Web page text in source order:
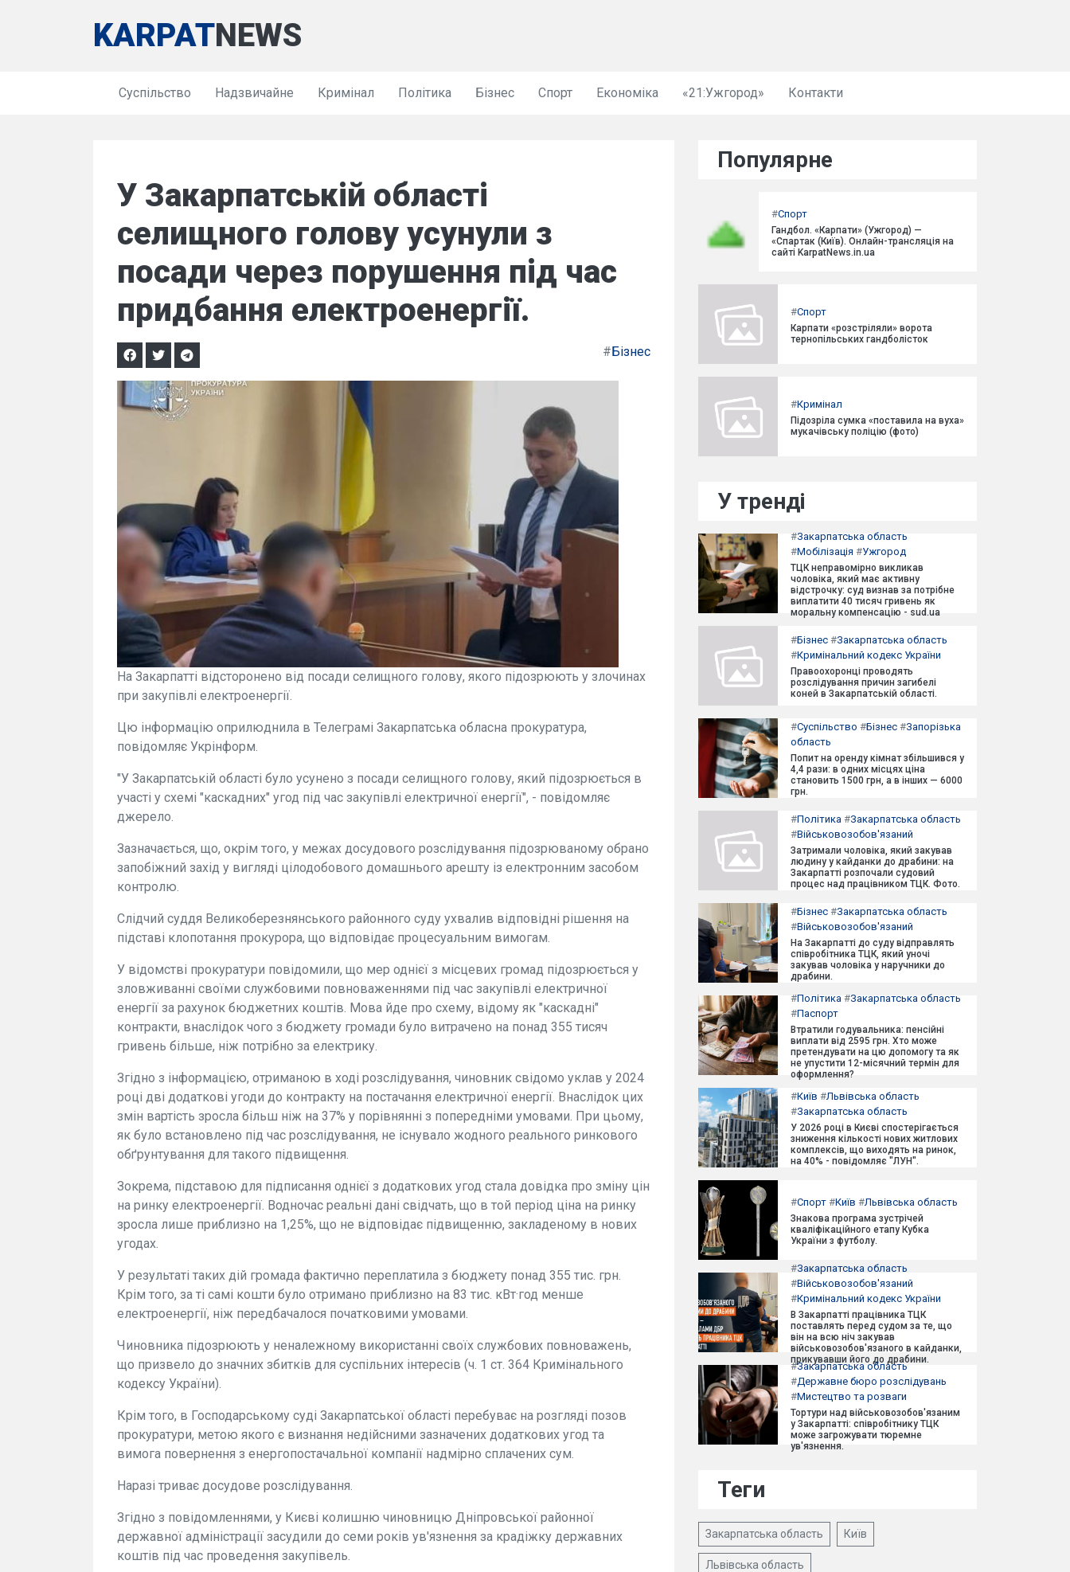
KARPATNEWS
Суспільство Надзвичайне Кримінал Політика Бізнес Спорт Економіка «21:Ужгород» Контакти
У Закарпатській області
селищного голову усунули з
посади через порушення під час
придбання електроенергії.
#Бізнес
На Закарпатті відсторонено від посади селищного голову, якого підозрюють у злочинах
при закупівлі електроенергії.
Цю інформацію оприлюднила в Телеграмі Закарпатська обласна прокуратура,
повідомляє Укрінформ.
"У Закарпатській області було усунено з посади селищного голову, який підозрюється в
участі у схемі "каскадних" угод під час закупівлі електричної енергії", - повідомляє
джерело.
Зазначається, що, окрім того, у межах досудового розслідування підозрюваному обрано
запобіжний захід у вигляді цілодобового домашнього арешту із електронним засобом
контролю.
Слідчий суддя Великоберезнянського районного суду ухвалив відповідні рішення на
підставі клопотання прокурора, що відповідає процесуальним вимогам.
У відомстві прокуратури повідомили, що мер однієї з місцевих громад підозрюється у
зловживанні своїми службовими повноваженнями під час закупівлі електричної
енергії за рахунок бюджетних коштів. Мова йде про схему, відому як "каскадні"
контракти, внаслідок чого з бюджету громади було витрачено на понад 355 тисяч
гривень більше, ніж потрібно за електрику.
Згідно з інформацією, отриманою в ході розслідування, чиновник свідомо уклав у 2024
році дві додаткові угоди до контракту на постачання електричної енергії. Внаслідок цих
змін вартість зросла більш ніж на 37% у порівнянні з попередніми умовами. При цьому,
як було встановлено під час розслідування, не існувало жодного реального ринкового
обґрунтування для такого підвищення.
Зокрема, підставою для підписання однієї з додаткових угод стала довідка про зміну цін
на ринку електроенергії. Водночас реальні дані свідчать, що в той період ціна на ринку
зросла лише приблизно на 1,25%, що не відповідає підвищенню, закладеному в нових
угодах.
У результаті таких дій громада фактично переплатила з бюджету понад 355 тис. грн.
Крім того, за ті самі кошти було отримано приблизно на 83 тис. кВт·год менше
електроенергії, ніж передбачалося початковими умовами.
Чиновника підозрюють у неналежному використанні своїх службових повноважень,
що призвело до значних збитків для суспільних інтересів (ч. 1 ст. 364 Кримінального
кодексу України).
Крім того, в Господарському суді Закарпатської області перебуває на розгляді позов
прокуратури, метою якого є визнання недійсними зазначених додаткових угод та
вимога повернення з енергопостачальної компанії надмірно сплачених сум.
Наразі триває досудове розслідування.
Згідно з повідомленнями, у Києві колишню чиновницю Дніпровської районної
державної адміністрації засудили до семи років ув'язнення за крадіжку державних
коштів під час проведення закупівель.
Популярне
#Спорт
Гандбол. «Карпати» (Ужгород) —
«Спартак (Київ). Онлайн-трансляція на
сайті KarpatNews.in.ua
#Спорт
Карпати «розстріляли» ворота
тернопільських гандболісток
#Кримінал
Підозріла сумка «поставила на вуха»
мукачівську поліцію (фото)
У тренді
#Закарпатська область
#Мобілізація #Ужгород
ТЦК неправомірно викликав
чоловіка, який має активну
відстрочку: суд визнав за потрібне
виплатити 40 тисяч гривень як
моральну компенсацію - sud.ua
#Бізнес #Закарпатська область
#Кримінальний кодекс України
Правоохоронці проводять
розслідування причин загибелі
коней в Закарпатській області.
#Суспільство #Бізнес #Запорізька
область
Попит на оренду кімнат збільшився у
4,4 рази: в одних місцях ціна
становить 1500 грн, а в інших — 6000
грн.
#Політика #Закарпатська область
#Військовозобов'язаний
Затримали чоловіка, який закував
людину у кайданки до драбини: на
Закарпатті розпочали судовий
процес над працівником ТЦК. Фото.
#Бізнес #Закарпатська область
#Військовозобов'язаний
На Закарпатті до суду відправлять
співробітника ТЦК, який уночі
закував чоловіка у наручники до
драбини.
#Політика #Закарпатська область
#Паспорт
Втратили годувальника: пенсійні
виплати від 2595 грн. Хто може
претендувати на цю допомогу та як
не упустити 12-місячний термін для
оформлення?
#Київ #Львівська область
#Закарпатська область
У 2026 році в Києві спостерігається
зниження кількості нових житлових
комплексів, що виходять на ринок,
на 40% - повідомляє "ЛУН".
#Спорт #Київ #Львівська область
Знакова програма зустрічей
кваліфікаційного етапу Кубка
України з футболу.
#Закарпатська область
#Військовозобов'язаний
#Кримінальний кодекс України
В Закарпатті працівника ТЦК
поставлять перед судом за те, що
він на всю ніч закував
військовозобов'язаного в кайданки,
прикувавши його до драбини.
#Закарпатська область
#Державне бюро розслідувань
#Мистецтво та розваги
Тортури над військовозобов'язаним
у Закарпатті: співробітнику ТЦК
може загрожувати тюремне
ув'язнення.
Теги
Закарпатська область Київ
Львівська область